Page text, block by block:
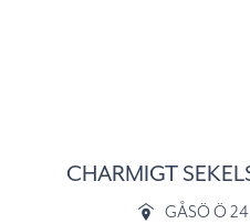
CHARMIGT
GÅSÖ Ö 24